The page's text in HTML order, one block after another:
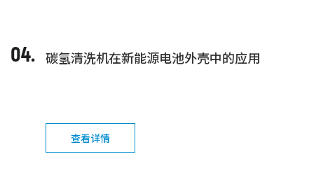
04. 碳氢清洗机在新能源电池外壳中的应用
查看详情